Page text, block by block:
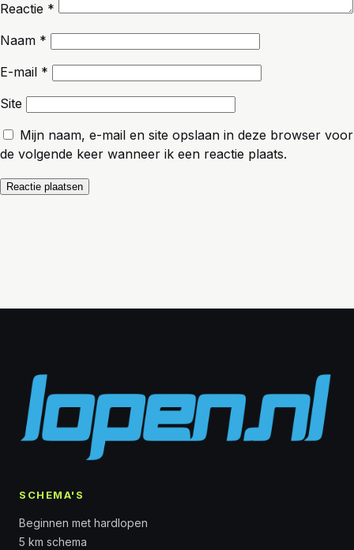
Reactie *
Naam *
E-mail *
Site
Mijn naam, e-mail en site opslaan in deze browser voor
de volgende keer wanneer ik een reactie plaats.
SCHEMA'S
Beginnen met hardlopen
5 km schema